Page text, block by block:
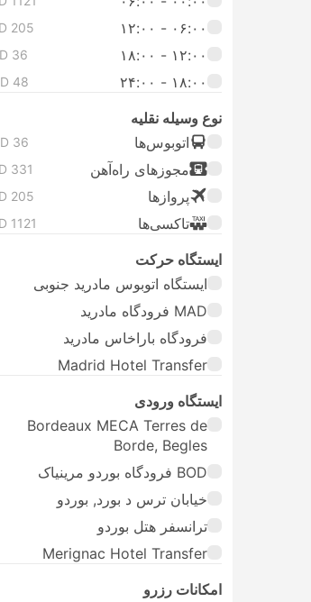
۰۶:۰۰ - ۱۲:۰۰ 205+
۱۲:۰۰ - ۱۸:۰۰ 36+
۱۸:۰۰ - ۲۴:۰۰ 48+
نوع وسیله نقلیه
اتوبوس‌ها
36+
مجوز‌های راه‌آهن 331+
پرواز‌ها 205+
تاکسی‌ها 1121+
ایستگاه حرکت
ایستگاه اتوبوس مادرید جنوبی
MAD فرودگاه مادرید
فرودگاه باراخاس مادرید
Madrid Hotel Transfer
ایستگاه ورودی
Bordeaux MECA Terres de
Borde, Begles
BOD فرودگاه بوردو مرینیاک
خیابان ترس د بورد, بوردو
ترانسفر هتل بوردو
Merignac Hotel Transfer
امکانات رزرو